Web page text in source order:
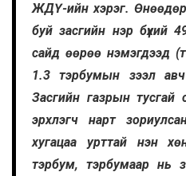
ЖДҮ-ийн хэрэг. Өнөөдөр
буй засгийн нэр бүхий
сайд өөрөө нэмэгдээд
1.3 тэрбумын зээл
Засгийн газрын
эрхлэгч нарт
хугацаа урттай нэн
тэрбум, тэрбумаар нь